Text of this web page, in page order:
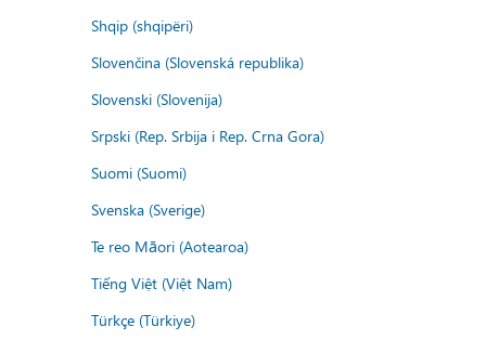
Shqip (shqipëri)
Slovenčina (Slovenská republika)
Slovenski (Slovenija)
Srpski (Rep. Srbija i Rep. Crna Gora)
Suomi (Suomi)
Svenska (Sverige)
Te reo Māori (Aotearoa)
Tiếng Việt (Việt Nam)
Türkçe (Türkiye)